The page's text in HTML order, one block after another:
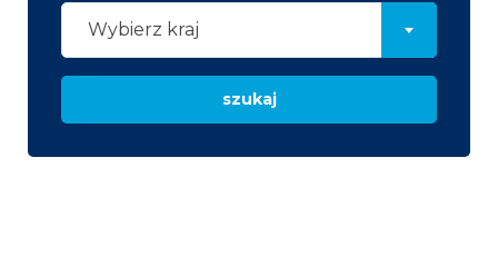
Wybierz kraj
szukaj